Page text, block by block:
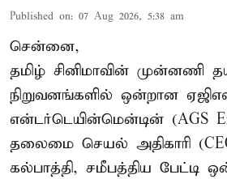
Published on: 07 Aug 2026, 5:38 am
சென்னை,
தமிழ் சினிமாவின் முன்னணி
நிறுவனங்களில் ஒன்றான
என்டர்டெயின்மென்டின் (AGS
தலைமை செயல் அதிகாரி
கல்பாத்தி, சமீபத்திய பேட்டி